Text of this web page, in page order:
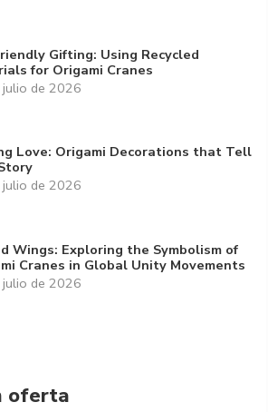
Gifting: Using Recycled
for Origami Cranes
de 2026
Love: Origami Decorations that Tell
de 2026
Wings: Exploring the Symbolism of
Cranes in Global Unity Movements
de 2026
oferta